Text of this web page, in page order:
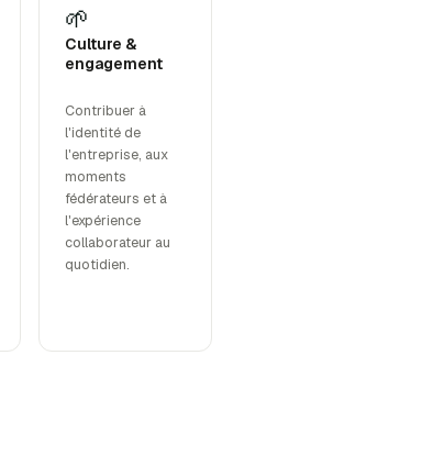
🌱
Culture &
engagement
Contribuer à
l'identité de
l'entreprise, aux
moments
fédérateurs et à
l'expérience
collaborateur au
quotidien.